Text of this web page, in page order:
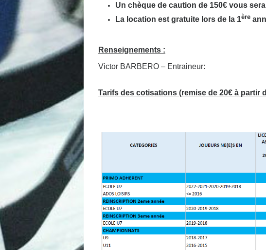
Un chèque de caution de 150€ vous
La location est gratuite lors de la 1ère
Renseignements :
Victor BARBERO – Entraineur:
Tarifs des cotisations (remise de 20€ à partir